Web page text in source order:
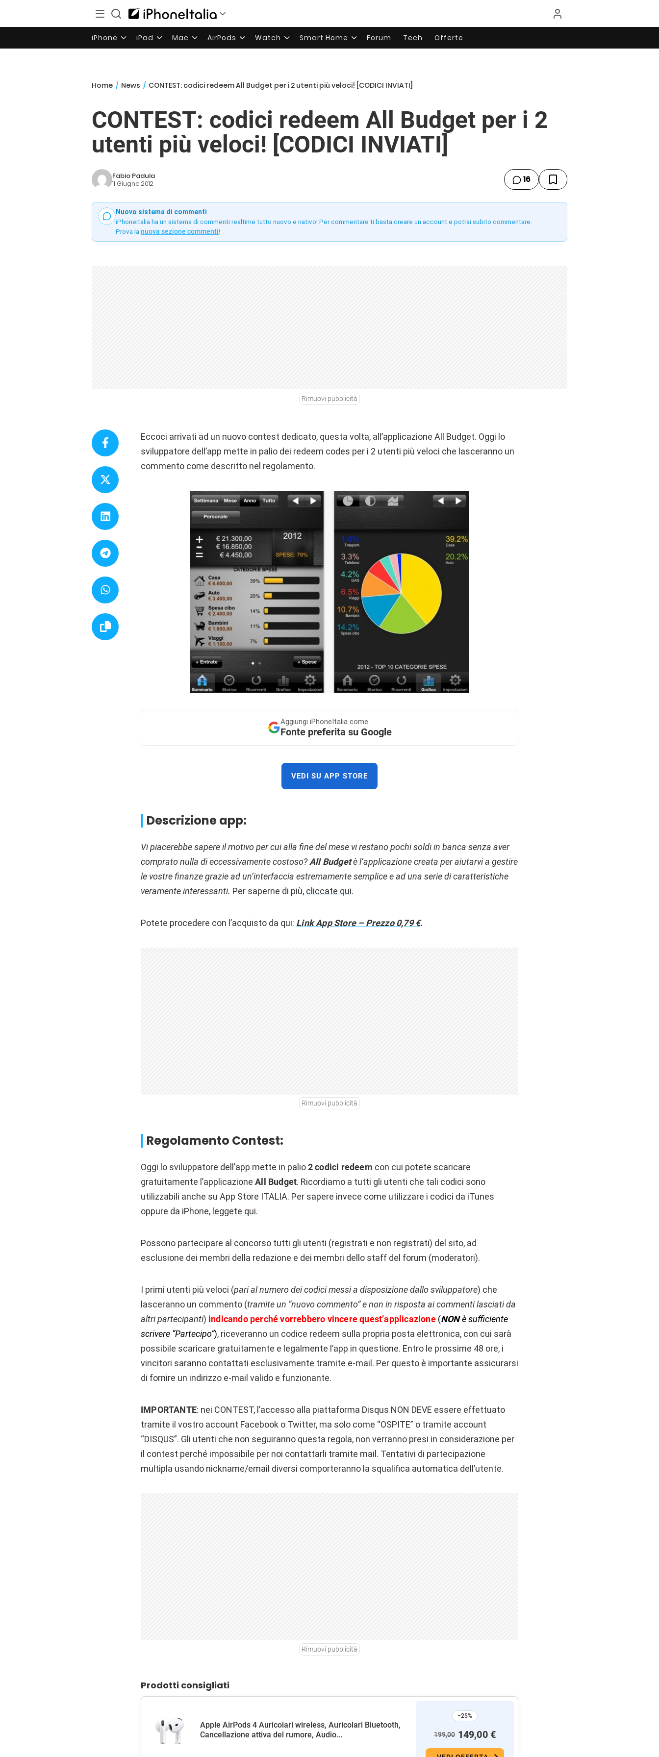
iPhone iPad Mac AirPods Watch Smart Home Forum Tech Offerte
Home / News / CONTEST: codici redeem All Budget per i 2 utenti più veloci! [CODICI INVIATI]
CONTEST: codici redeem All Budget per i 2
utenti più veloci! [CODICI INVIATI]
Fabio Padula
11 Giugno 2012 16
Nuovo sistema di commenti
iPhoneItalia ha un sistema di commenti realtime tutto nuovo e nativo! Per commentare ti basta creare un account e potrai subito commentare.
Prova la nuova sezione commenti!
Rimuovi pubblicità
Eccoci arrivati ad un nuovo contest dedicato, questa volta, all’applicazione All Budget. Oggi lo
sviluppatore dell’app mette in palio dei redeem codes per i 2 utenti più veloci che lasceranno un
commento come descritto nel regolamento.
Aggiungi iPhoneItalia come
Fonte preferita su Google
VEDI SU APP STORE
Descrizione app:
Vi piacerebbe sapere il motivo per cui alla fine del mese vi restano pochi soldi in banca senza aver
comprato nulla di eccessivamente costoso?All Budgetè l’applicazione creata per aiutarvi a gestire
le vostre finanze grazie ad un’interfaccia estremamente semplice e ad una serie di caratteristiche
veramente interessanti. Per saperne di più, cliccate qui.
Potete procedere con l’acquisto da qui: Link App Store – Prezzo 0,79 €.
Rimuovi pubblicità
Regolamento Contest:
Oggi lo sviluppatore dell’app mette in palio2 codici redeem con cui potete scaricare
gratuitamente l’applicazione All Budget. Ricordiamo a tutti gli utenti che tali codici sono
utilizzabili anche su App Store ITALIA. Per sapere invece come utilizzare i codici da iTunes
oppure da iPhone, leggete qui.
Possono partecipare al concorso tutti gli utenti (registrati e non registrati) del sito, ad
esclusione dei membri della redazione e dei membri dello staff del forum (moderatori).
I primi utenti più veloci (pari al numero dei codici messi a disposizione dallo sviluppatore) che
lasceranno un commento (tramite un “nuovo commento” e non in risposta ai commenti lasciati da
altri partecipanti) indicando perché vorrebbero vincere quest’applicazione (NONè sufficiente
scrivere “Partecipo”), riceveranno un codice redeem sulla propria posta elettronica, con cui sarà
possibile scaricare gratuitamente e legalmente l’app in questione. Entro le prossime 48 ore, i
vincitori saranno contattati esclusivamente tramite e-mail. Per questo è importante assicurarsi
di fornire un indirizzo e-mail valido e funzionante.
IMPORTANTE: nei CONTEST, l’accesso alla piattaforma Disqus NON DEVE essere effettuato
tramite il vostro account Facebook o Twitter, ma solo come “OSPITE” o tramite account
“DISQUS”. Gli utenti che non seguiranno questa regola, non verranno presi in considerazione per
il contest perché impossibile per noi contattarli tramite mail. Tentativi di partecipazione
multipla usando nickname/email diversi comporteranno la squalifica automatica dell’utente.
Rimuovi pubblicità
Prodotti consigliati
Apple AirPods 4 Auricolari wireless, Auricolari Bluetooth,
Cancellazione attiva del rumore, Audio...
−25%
199,00 149,00 €